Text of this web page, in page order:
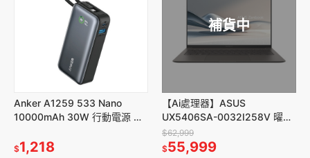
Anker A1259 533 Nano
10000mAh 30W 行動電源 自
$1,218
補貨中
【Ai處理器】ASUS
UX5406SA-0032I258V 曜岩
灰(U7
258V/32GDR5X/1TB/W11)
$62,999
$55,999